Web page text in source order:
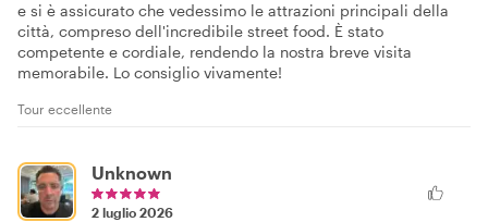
e si è assicurato che vedessimo le attrazioni principali della
città, compreso dell'incredibile street food. È stato
competente e cordiale, rendendo la nostra breve visita
memorabile. Lo consiglio vivamente!
Tour eccellente
Unknown
2 luglio 2026